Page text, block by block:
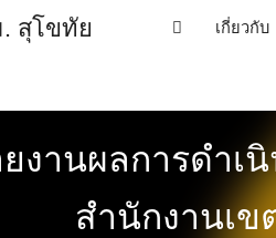
สุโขทัย เกี่ยวกับ
ยงานผลการดำเ
สำนักงานเ